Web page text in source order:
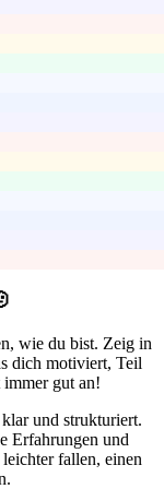
wie du bist. Zeig in
dich motiviert, Teil
gut an!
und strukturiert.
Erfahrungen und
fallen, einen